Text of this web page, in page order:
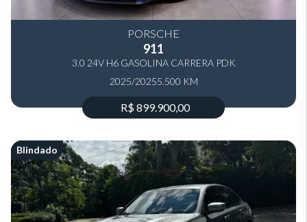
PORSCHE
911
3.0 24V H6 GASOLINA CARRERA PDK
2025/20255.500 KM
R$ 899.900,00
Blindado